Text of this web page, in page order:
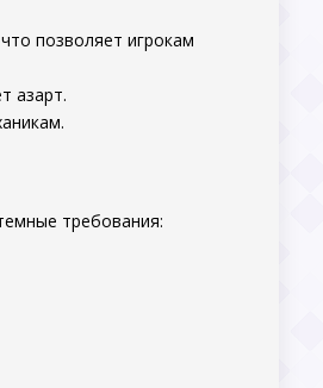
позволяет игрокам
азарт.
требования: